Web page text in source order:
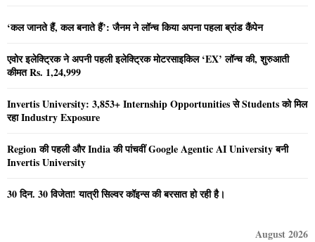
‘कल जानते हैं, कल बनाते हैं’: जैनम ने लॉन्च किया अपना पहला ब्रांड कैंपेन
एवोर इलेक्ट्रिक ने अपनी पहली इलेक्ट्रिक मोटरसाइकिल ‘EX’ लॉन्च की, शुरुआती
कीमत Rs. 1,24,999
Invertis University: 3,853+ Internship Opportunities से Students को मिल
रहा Industry Exposure
Region की पहली और India की पांचवीं Google Agentic AI University बनी
Invertis University
30 दिन. 30 विजेता! यात्री सिल्वर कॉइन्स की बरसात हो रही है।
August 2026